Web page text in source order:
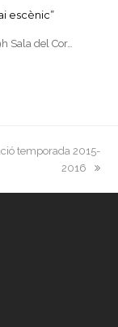
escènic”
Sala del Cor…
temporada 2015-
2016